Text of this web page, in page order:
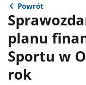
Powrót
planu
Sportu w
rok